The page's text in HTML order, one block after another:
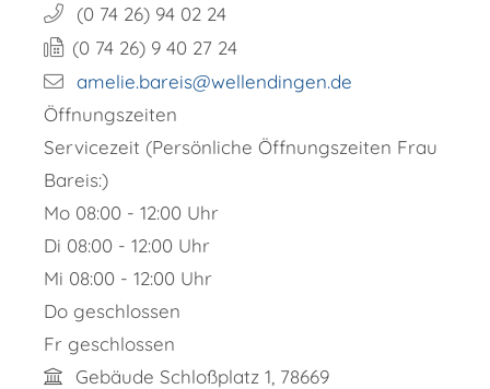
(0 74 26) 94 02 24
(0 74 26) 9 40 27 24
amelie.bareis@wellendingen.de
Öffnungszeiten
Servicezeit (Persönliche Öffnungszeiten Frau
Bareis:)
Mo 08:00 - 12:00 Uhr
Di 08:00 - 12:00 Uhr
Mi 08:00 - 12:00 Uhr
Do geschlossen
Fr geschlossen
Gebäude Schloßplatz 1, 78669